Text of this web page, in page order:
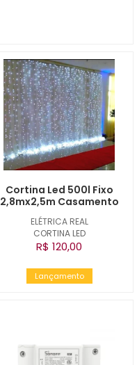
ELÉTRICA REAL
CORTINA LED
Cortina Led 500l Fixo
2,8mx2,5m Casamento
R$ 120,00
Lançamento